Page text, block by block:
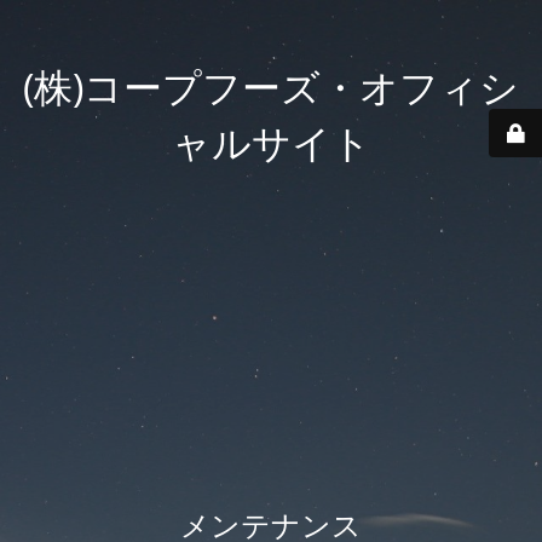
(株)コープフーズ・オフィシ
ャルサイト
メンテナンス